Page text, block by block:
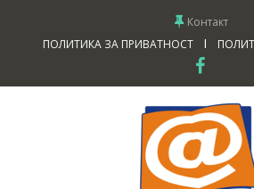
Контакт
ПОЛИТИКА ЗА ПРИВАТНОСТ
I